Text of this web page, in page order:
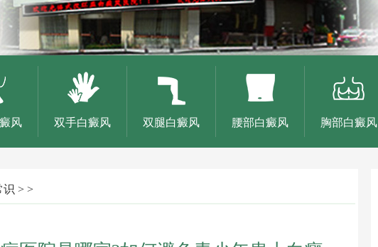
风 双手白癜风 双腿白癜风 腰部白癜风 胸部白癜风
识 > >